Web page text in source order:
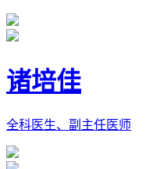
诸培佳
全科医生、副主任医师